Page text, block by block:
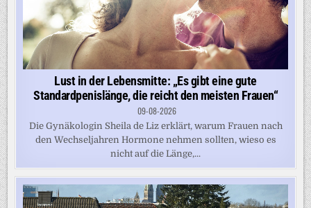
Lust in der Lebensmitte: „Es gibt eine gute
Standardpenislänge, die reicht den meisten Frauen“
09-08-2026
Die Gynäkologin Sheila de Liz erklärt, warum Frauen nach
den Wechseljahren Hormone nehmen sollten, wieso es
nicht auf die Länge,...